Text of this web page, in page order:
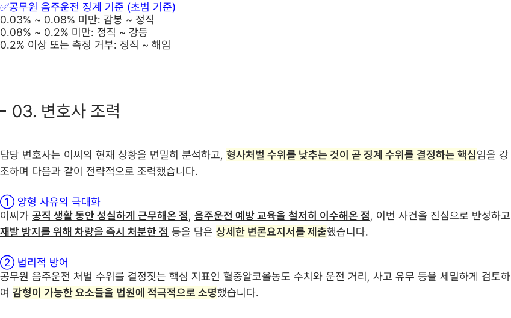
✅공무원 음주운전 징계 기준 (초범 기준)
0.03% ~ 0.08% 미만: 감봉 ~ 정직
0.08% ~ 0.2% 미만: 정직 ~ 강등
0.2% 이상 또는 측정 거부: 정직 ~ 해임
03. 변호사 조력
담당 변호사는 이씨의 현재 상황을 면밀히 분석하고, 형사처벌 수위를 낮추는 것이 곧 징계 수위를 결정하는 핵심임을 강
조하며 다음과 같이 전략적으로 조력했습니다.
① 양형 사유의 극대화
이씨가 공직 생활 동안 성실하게 근무해온 점, 음주운전 예방 교육을 철저히 이수해온 점, 이번 사건을 진심으로 반성하고
재발 방지를 위해 차량을 즉시 처분한 점 등을 담은 상세한 변론요지서를 제출했습니다.
② 법리적 방어
공무원 음주운전 처벌 수위를 결정짓는 핵심 지표인 혈중알코올농도 수치와 운전 거리, 사고 유무 등을 세밀하게 검토하
여 감형이 가능한 요소들을 법원에 적극적으로 소명했습니다.